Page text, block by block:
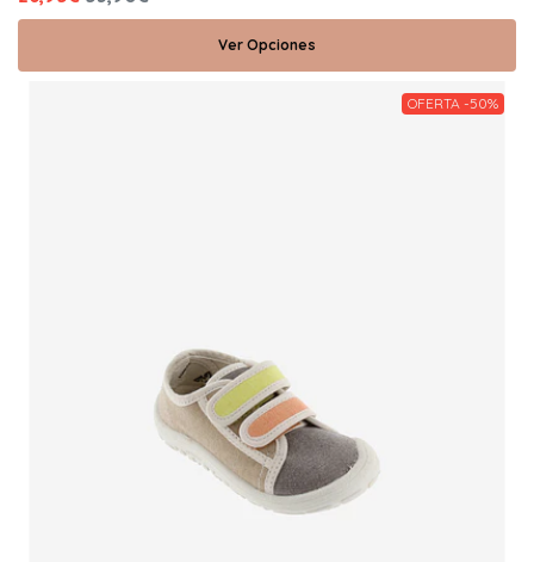
Ver Opciones
OFERTA -50%